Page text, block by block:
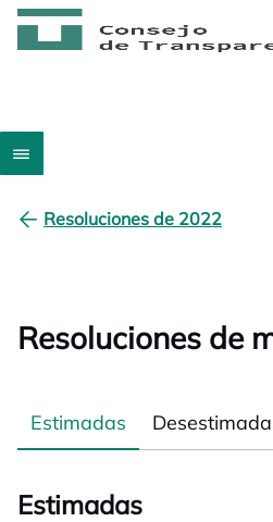
Resoluciones de 2022
Resoluciones de
Estimadas
Estimadas